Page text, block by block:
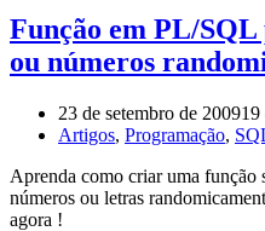
Função em PL/
ou números
23 de setembro de 200919
Artigos, Programação,
Aprenda como criar uma função
números ou letras
agora !